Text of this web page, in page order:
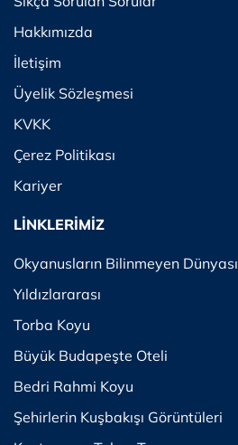
Hakkımızda
İletişim
Üyelik Sözleşmesi
KVKK
Çerez Politikası
Kariyer
LİNKLERİMİZ
Okyanusların Bilinmeyen Dünyası
Yıldızlararası
Torba Koyu
Büyük Budapeşte Oteli
Bedri Rahmi Koyu
Şehirlerin Kuşbakışı Görüntüleri